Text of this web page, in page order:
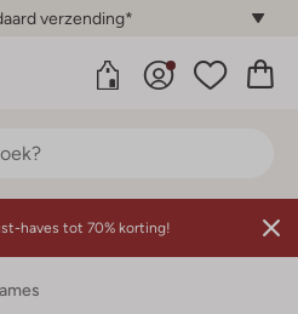
verzending*
haves tot 70% korting!